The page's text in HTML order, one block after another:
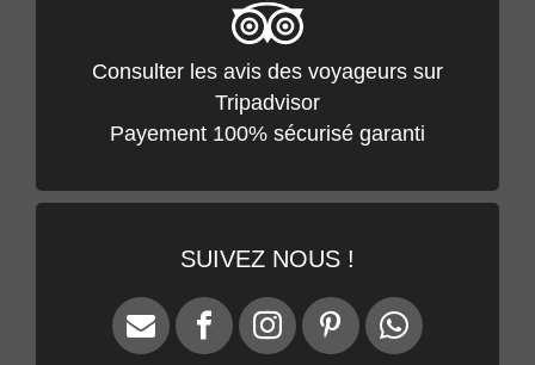
Consulter les avis des voyageurs sur
Tripadvisor
Payement 100% sécurisé garanti
SUIVEZ NOUS !